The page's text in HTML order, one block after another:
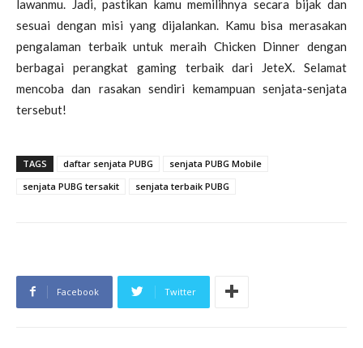
lawanmu. Jadi, pastikan kamu memilihnya secara bijak dan
sesuai dengan misi yang dijalankan. Kamu bisa merasakan
pengalaman terbaik untuk meraih Chicken Dinner dengan
berbagai perangkat gaming terbaik dari JeteX. Selamat
mencoba dan rasakan sendiri kemampuan senjata-senjata
tersebut!
TAGS daftar senjata PUBG
senjata PUBG Mobile
senjata PUBG tersakit
senjata terbaik PUBG
Facebook Twitter